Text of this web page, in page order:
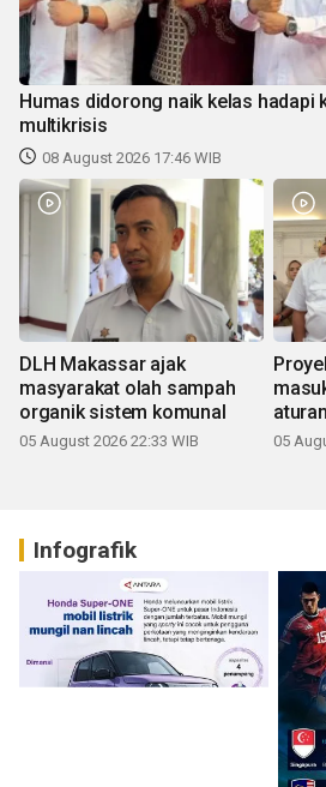
Humas didorong naik kelas hadapi
multikrisis
08 August 2026 17:46 WIB
DLH Makassar ajak
masyarakat olah sampah
organik sistem komunal
05 August 2026 22:33 WIB 05
Infografik